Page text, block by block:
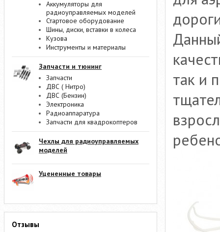
Аккумуляторы для
радиоуправляемых моделей
Стартовое оборудование
Шины, диски, вставки в колеса
Кузова
Инструменты и материалы
Запчасти и тюнинг
Запчасти
ДВС ( Нитро)
ДВС (Бензин)
Электроника
Радиоаппаратура
Запчасти для квадрокоптеров
Чехлы для радиоуправляемых
моделей
Уцененные товары
Отзывы
так и